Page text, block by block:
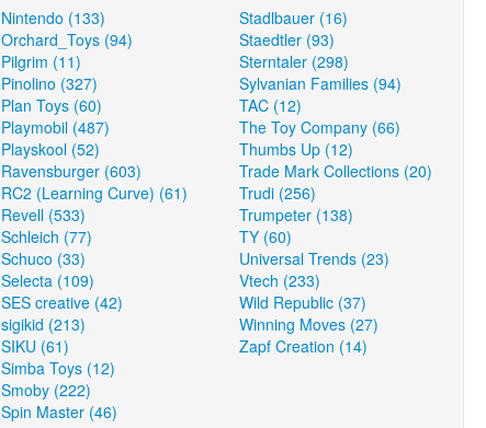
Nintendo (133)
Orchard_Toys (94)
Pilgrim (11)
Pinolino (327)
Plan Toys (60)
Playmobil (487)
Playskool (52)
Ravensburger (603)
RC2 (Learning Curve) (61)
Revell (533)
Schleich (77)
Schuco (33)
Selecta (109)
SES creative (42)
sigikid (213)
SIKU (61)
Simba Toys (12)
Smoby (222)
Spin Master (46)
Stadlbauer (16)
Staedtler (93)
Sterntaler (298)
Sylvanian Families (94)
TAC (12)
The Toy Company (66)
Thumbs Up (12)
Trade Mark Collections (20)
Trudi (256)
Trumpeter (138)
TY (60)
Universal Trends (23)
Vtech (233)
Wild Republic (37)
Winning Moves (27)
Zapf Creation (14)